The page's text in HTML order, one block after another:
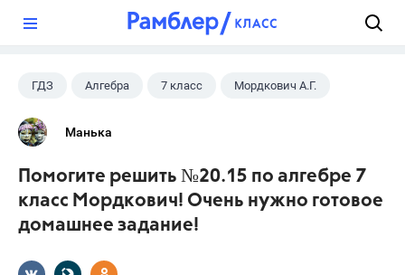
ГДЗ Алгебра 7 класс Мордкович А.Г.
Манька
Помогите решить №20.15 по алгебре 7
класс Мордкович! Очень нужно готовое
домашнее задание!